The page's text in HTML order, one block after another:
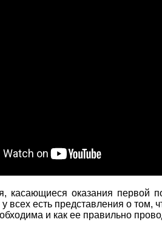
касающиеся оказания
есть представления о
и как ее правильно